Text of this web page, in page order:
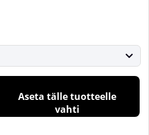
Aseta tälle tuotteelle
vahti